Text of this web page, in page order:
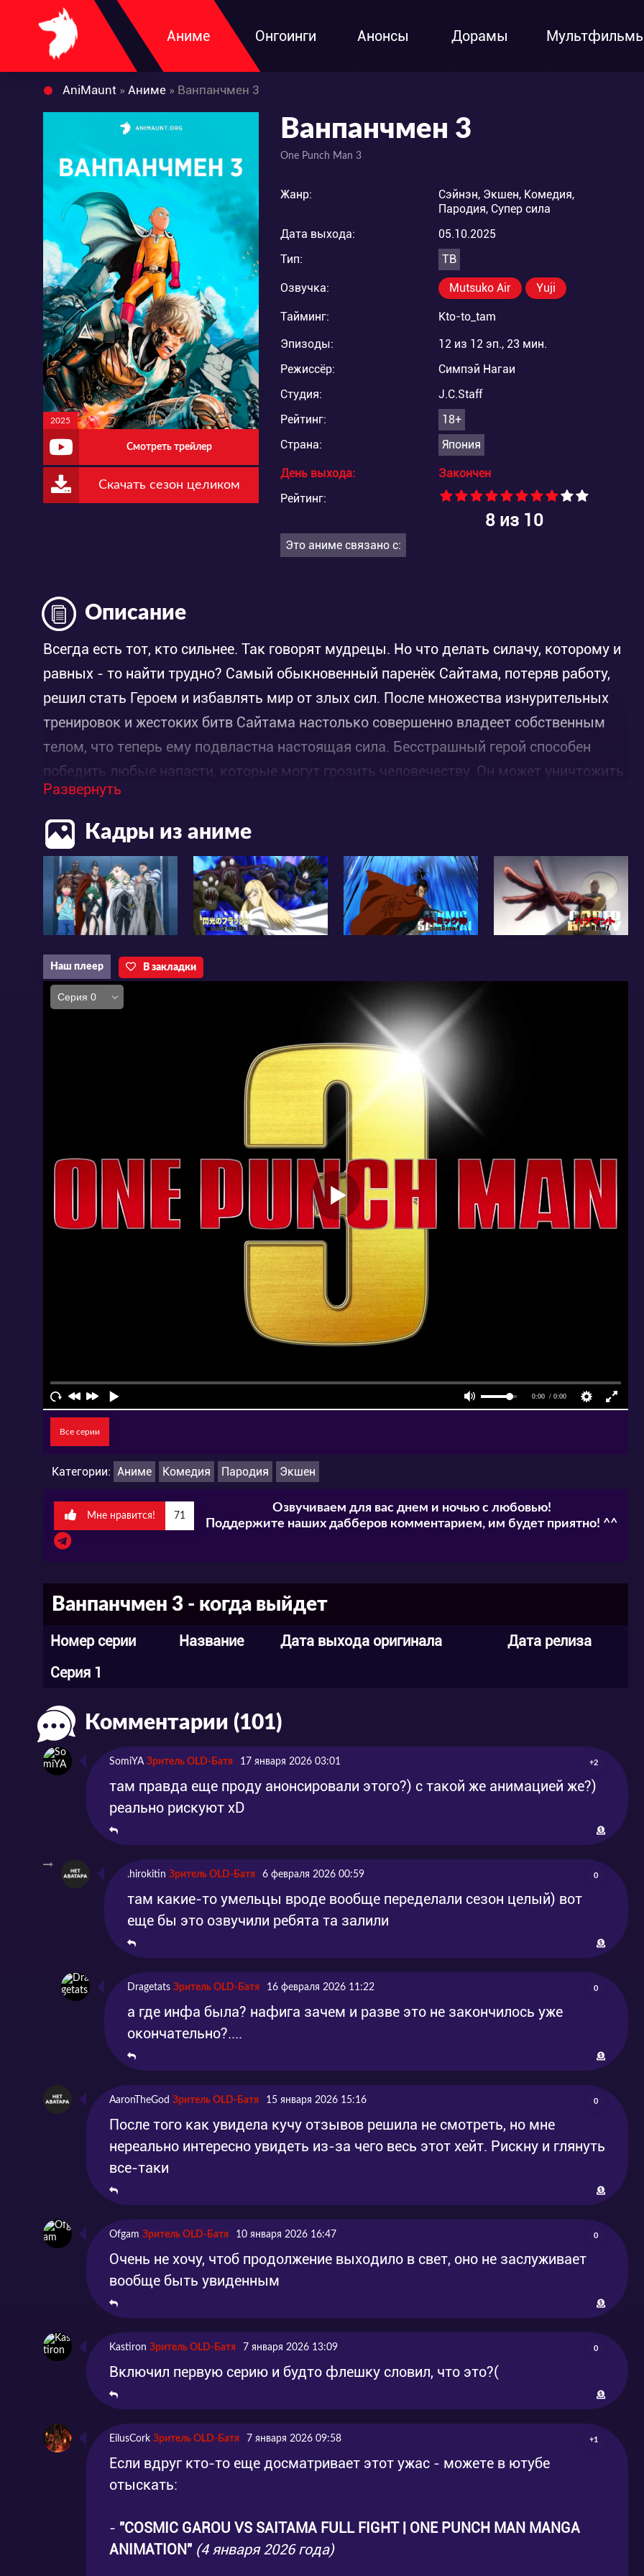
Аниме Онгоинги Анонсы Дорамы
AniMaunt » Аниме » Ванпанчмен 3
2025
Смотреть трейлер
Скачать сезон целиком
Ванпанчмен 3
One Punch Man 3
Жанр:
Сэйнэн, Экшен, Комедия,
Пародия, Супер сила
Дата выхода:
05.10.2025
Тип:
ТВ
Озвучка: Mutsuko Air Yuji
Тайминг:
Kto-to_tam
Эпизоды:
12 из 12 эп., 23 мин.
Режиссёр:
Симпэй Нагаи
Студия:
J.C.Staff
Рейтинг:
18+
Страна:
Япония
День выхода:
Закончен
Рейтинг:
8из 10
Это аниме связано с:
Описание
Всегда есть тот, кто сильнее. Так говорят мудрецы. Но что делать силачу, которому и
равных - то найти трудно? Самый обыкновенный паренёк Сайтама, потеряв работу,
решил стать Героем и избавлять мир от злых сил. После множества изнурительных
тренировок и жестоких битв Сайтама настолько совершенно владеет собственным
телом, что теперь ему подвластна настоящая сила. Бесстрашный герой способен
победить любые напасти, которые могут грозить человечеству. Он может уничтожить
любого монстра одним ударом, за что его и прозвали One Punch Man– человек – один
удар!
Развернуть
Кадры из аниме
Наш плеер В закладки
Все серии
Категории: Аниме Комедия Пародия Экшен
Мне нравится! 71
Озвучиваем для вас днем и ночью с любовью!
Поддержите наших дабберов комментарием, им будет приятно! ^^
Ванпанчмен 3 - когда выйдет
Номер серии Название Дата выхода оригинала
Дата релиза
Серия 1
Комментарии (101)
SomiYA Зритель OLD-Батя 17 января 2026 03:01 +2
там правда еще проду анонсировали этого?) с такой же анимацией же?)
реально рискуют xD
.hirokitin Зритель OLD-Батя 6 февраля 2026 00:59 0
там какие-то умельцы вроде вообще переделали сезон целый) вот
еще бы это озвучили ребята та залили
Dragetats Зритель OLD-Батя 16 февраля 2026 11:22 0
а где инфа была? нафига зачем и разве это не закончилось уже
окончательно?....
AaronTheGod Зритель OLD-Батя 15 января 2026 15:16 0
После того как увидела кучу отзывов решила не смотреть, но мне
нереально интересно увидеть из-за чего весь этот хейт. Рискну и глянуть
все-таки
Ofgam Зритель OLD-Батя 10 января 2026 16:47 0
Очень не хочу, чтоб продолжение выходило в свет, оно не заслуживает
вообще быть увиденным
Kastiron Зритель OLD-Батя 7 января 2026 13:09 0
Включил первую серию и будто флешку словил, что это?(
EilusCork Зритель OLD-Батя 7 января 2026 09:58 +1
Если вдруг кто-то еще досматривает этот ужас - можете в ютубе
отыскать:
- "COSMIC GAROU VS SAITAMA FULL FIGHT | ONE PUNCH MAN MANGA
ANIMATION" (4 января 2026 года)
Ванпанчмен: Спецвыпуски